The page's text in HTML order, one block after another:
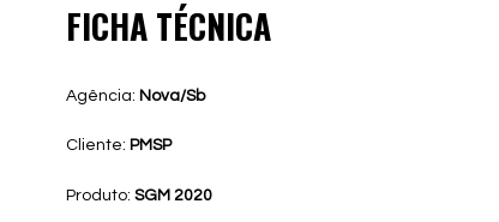
FICHA TÉCNICA
Agência: Nova/Sb
Cliente: PMSP
Produto: SGM 2020